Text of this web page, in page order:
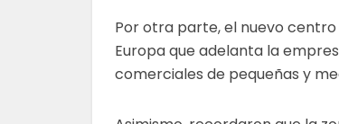
Por otra parte, el nuevo
Europa que adelanta la
comerciales de pequeñas y